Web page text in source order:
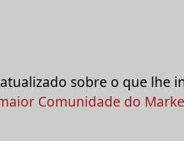
sobre o que lhe
Comunidade do